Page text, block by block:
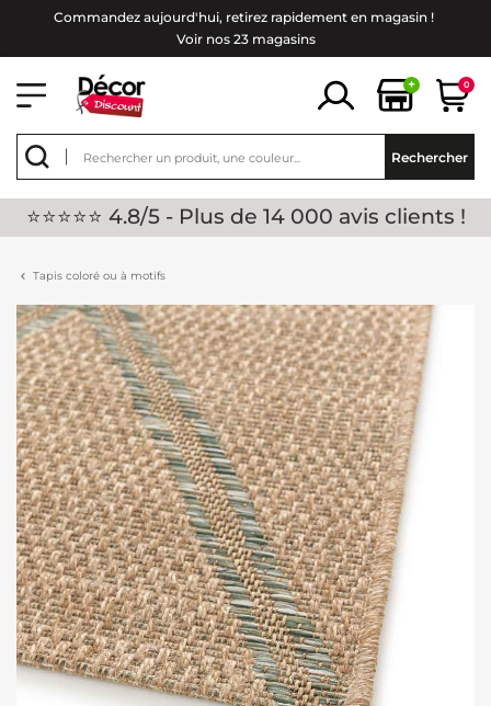
Commandez aujourd'hui, retirez rapidement en magasin !
Voir nos 23 magasins
+ 0
Rechercher
⭐⭐⭐⭐⭐ 4.8/5 - Plus de 14 000 avis clients !
Tapis coloré ou à motifs